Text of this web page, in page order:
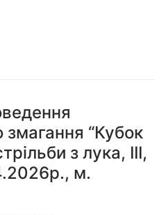
змагання “Кубок
з лука, ІІІ,
м.